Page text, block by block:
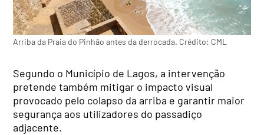
Arriba da Praia do Pinhão antes da derrocada. Crédito: CML
Segundo o Município de Lagos, a intervenção
pretende também mitigar o impacto visual
provocado pelo colapso da arriba e garantir maior
segurança aos utilizadores do passadiço
adjacente.